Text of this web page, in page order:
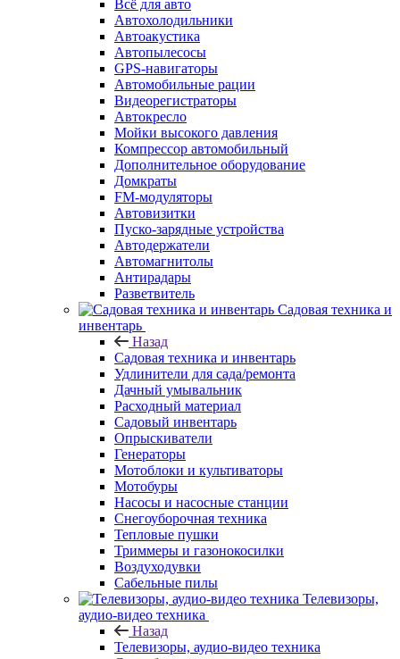
Всё для авто
Автохолодильники
Автоакустика
Автопылесосы
GPS-навигаторы
Автомобильные рации
Видеорегистраторы
Автокресло
Мойки высокого давления
Компрессор автомобильный
Дополнительное оборудование
Домкраты
FM-модуляторы
Автовизитки
Пуско-зарядные устройства
Автодержатели
Автомагнитолы
Антирадары
Разветвитель
Садовая техника и
инвентарь
Назад
Садовая техника и инвентарь
Удлинители для сада/ремонта
Дачный умывальник
Расходный материал
Садовый инвентарь
Опрыскиватели
Генераторы
Мотоблоки и культиваторы
Мотобуры
Насосы и насосные станции
Снегоуборочная техника
Тепловые пушки
Триммеры и газонокосилки
Воздуходувки
Сабельные пилы
Телевизоры,
аудио-видео техника
Назад
Телевизоры, аудио-видео техника